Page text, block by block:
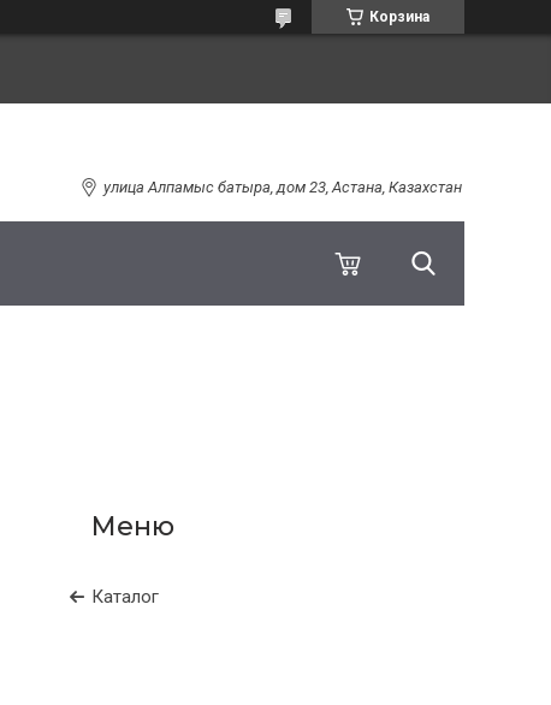
Корзина
улица Алпамыс батыра, дом 23, Астана, Казахстан
Каталог